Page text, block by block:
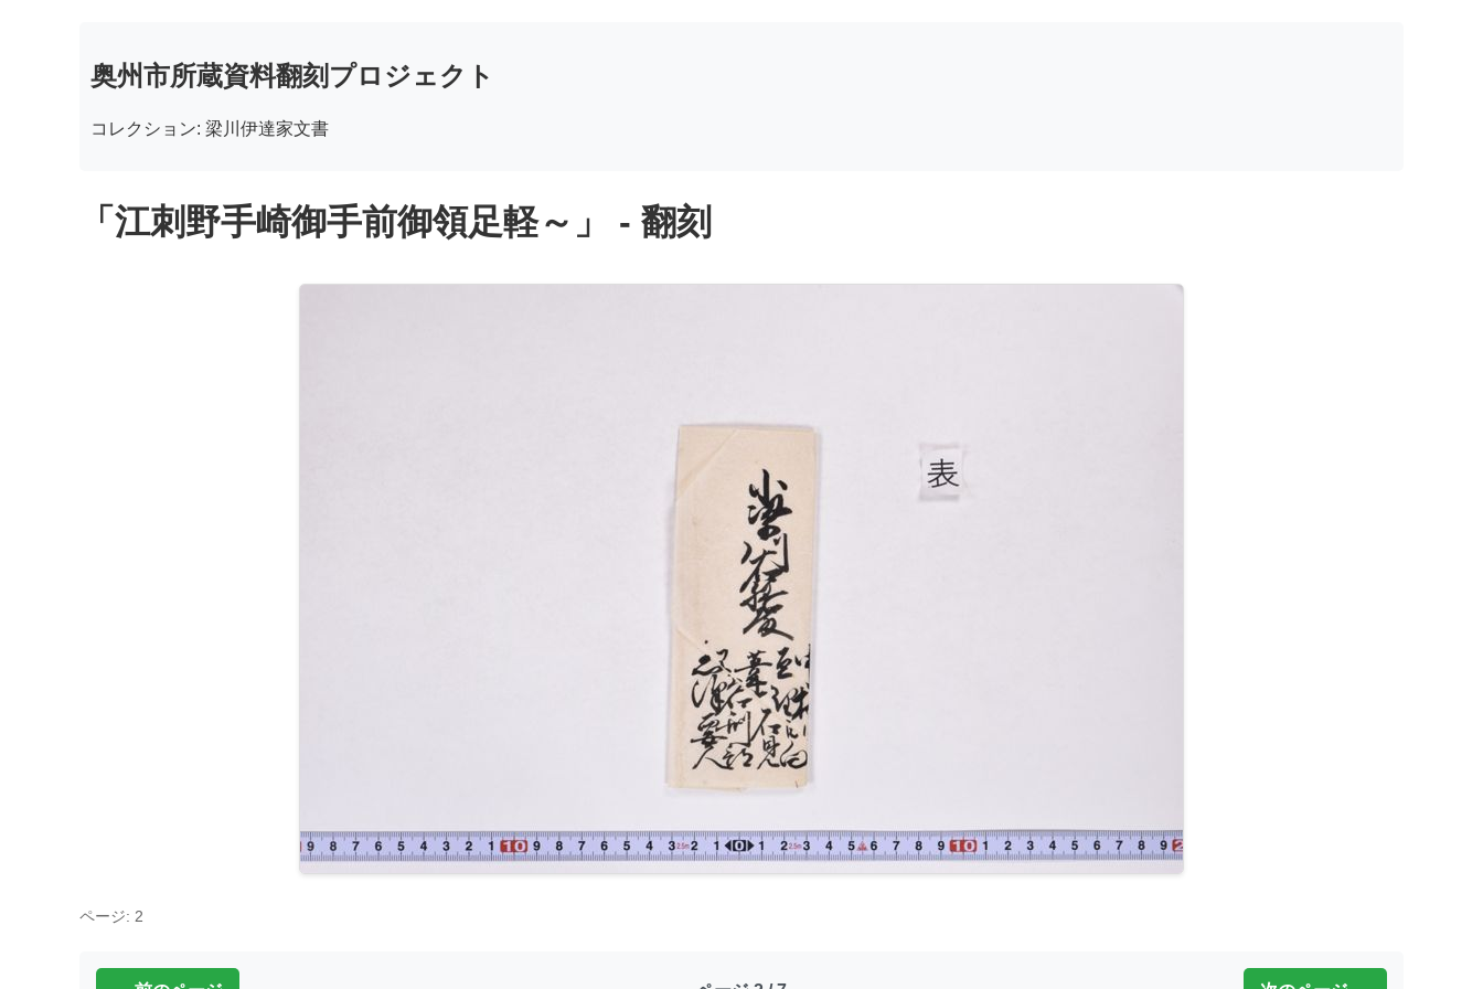
奥州市所蔵資料翻刻プロジェクト
コレクション: 梁川伊達家文書
「江刺野手崎御手前御領足軽～」 - 翻刻
ページ: 2